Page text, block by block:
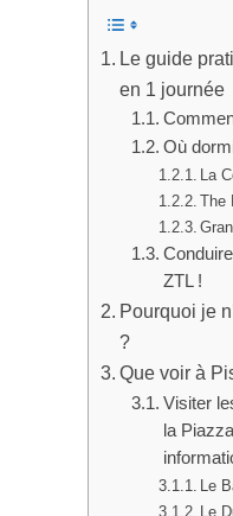
Le guide
en 1 journée
Où
La
The
ZTL !
Pourquoi je
?
Que voir à
Visiter
la
Le
Le